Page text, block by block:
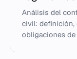
Análisis del
civil: definición,
obligaciones